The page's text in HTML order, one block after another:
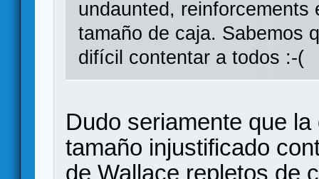
undaunted,
tamaño de caja. Sabemos
difícil contentar a todos :-(
Dudo seriamente que
tamaño injustificado
de Wallace repletos de